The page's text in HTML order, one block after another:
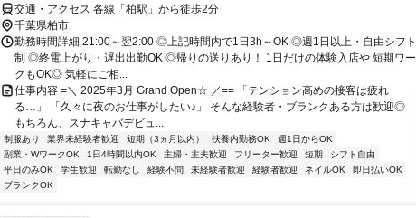
交通・アクセス 各線「柏駅」から徒歩2分
千葉県柏市
勤務時間詳細 21:00～翌2:00 ◎上記時間内で1日3h～OK ◎週1日以上・自由シフト
制 ◎終電上がり・遅出出勤OK ◎帰りの送りあり！ 1日だけの体験入店や 短期ワー
クもOK◎ 気軽にご相...
仕事内容 =＼ 2025年3月 Grand Open☆ ／== 「テンション高めの接客は疲れ
る…」 「久々に夜のお仕事がしたい♪」 そんな経験者・ブランクある方は歓迎◎
もちろん、スナキャバデビュ...
制服あり 業界未経験者歓迎 短期（3ヵ月以内） 扶養内勤務OK
週1日からOK
副業・WワークOK
1日4時間以内OK 主婦・主夫歓迎 フリーター歓迎 短期
シフト自由
平日のみOK
学生歓迎 転勤なし 経験不問 未経験者歓迎 経験者歓迎 ネイルOK
即日払いOK
ブランクOK